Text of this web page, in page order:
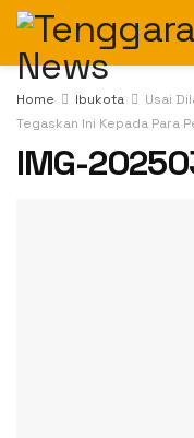
Home Ibukota
Usai
Tegaskan Ini Kepada Para
IMG-